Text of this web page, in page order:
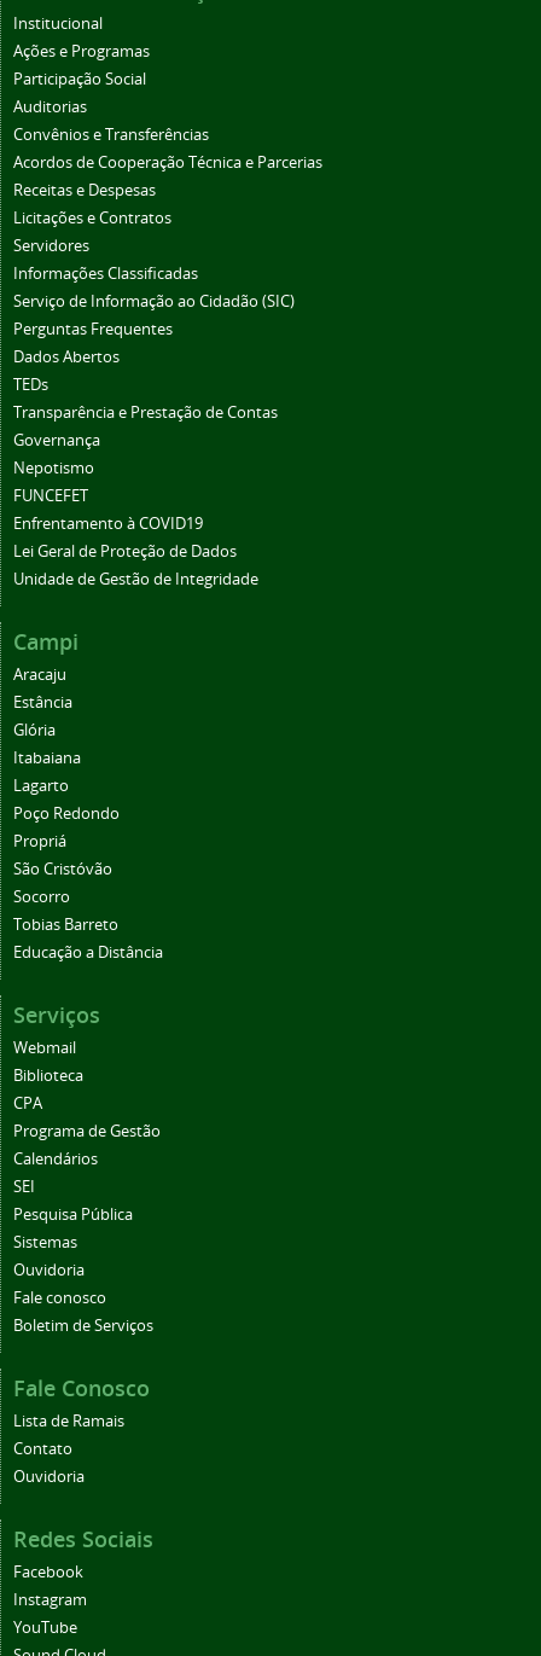
Institucional
Ações e Programas
Participação Social
Auditorias
Convênios e Transferências
Acordos de Cooperação Técnica e Parcerias
Receitas e Despesas
Licitações e Contratos
Servidores
Informações Classificadas
Serviço de Informação ao Cidadão (SIC)
Perguntas Frequentes
Dados Abertos
TEDs
Transparência e Prestação de Contas
Governança
Nepotismo
FUNCEFET
Enfrentamento à COVID19
Lei Geral de Proteção de Dados
Unidade de Gestão de Integridade
Campi
Aracaju
Estância
Glória
Itabaiana
Lagarto
Poço Redondo
Propriá
São Cristóvão
Socorro
Tobias Barreto
Educação a Distância
Serviços
Webmail
Biblioteca
CPA
Programa de Gestão
Calendários
SEI
Pesquisa Pública
Sistemas
Ouvidoria
Fale conosco
Boletim de Serviços
Fale Conosco
Lista de Ramais
Contato
Ouvidoria
Redes Sociais
Facebook
Instagram
YouTube